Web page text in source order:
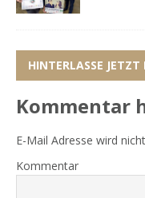
HINTERLASSE
Kommentar
E-Mail Adresse wird
Kommentar